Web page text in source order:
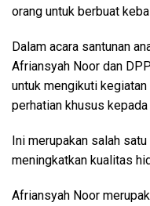
orang untuk berbuat
Dalam acara santunan
Afriansyah Noor dan
untuk mengikuti
perhatian khusus kepada
Ini merupakan salah
meningkatkan kualitas
Afriansyah Noor